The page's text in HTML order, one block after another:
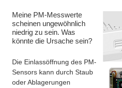
Meine PM-Messwerte
scheinen ungewöhnlich
niedrig zu sein. Was
könnte die Ursache sein?
Die Einlassöffnung des PM-
Sensors kann durch Staub
oder Ablagerungen